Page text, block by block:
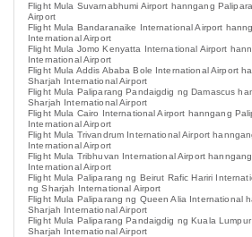
Flight Mula Suvarnabhumi Airport hanngang
Airport
Flight Mula Bandaranaike International Airport
International Airport
Flight Mula Jomo Kenyatta International Airport
International Airport
Flight Mula Addis Ababa Bole International Airport
Sharjah International Airport
Flight Mula Paliparang Pandaigdig ng Damascus
Sharjah International Airport
Flight Mula Cairo International Airport hanngang
International Airport
Flight Mula Trivandrum International Airport
International Airport
Flight Mula Tribhuvan International Airport
International Airport
Flight Mula Paliparang ng Beirut Rafic Hariri
ng Sharjah International Airport
Flight Mula Paliparang ng Queen Alia International
Sharjah International Airport
Flight Mula Paliparang Pandaigdig ng Kuala
Sharjah International Airport